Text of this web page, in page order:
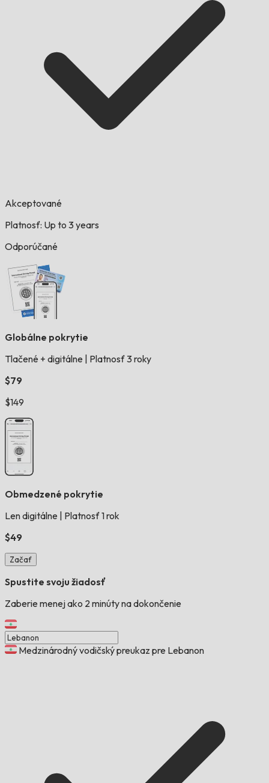
Akceptované
Platnosť: Up to 3 years
Odporúčané
Globálne pokrytie
Tlačené + digitálne
Platnosť 3 roky
$79
$149
Obmedzené pokrytie
Len digitálne
Platnosť 1 rok
$49
Začať
Spustite svoju žiadosť
Zaberie menej ako 2 minúty na dokončenie
Medzinárodný vodičský preukaz pre Lebanon